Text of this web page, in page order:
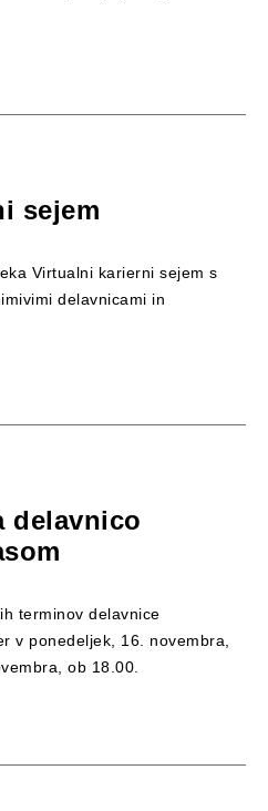
sejem
Virtualni karierni sejem s
delavnicami in
delavnico
terminov delavnice
v ponedeljek, 16. novembra,
ob 18.00.